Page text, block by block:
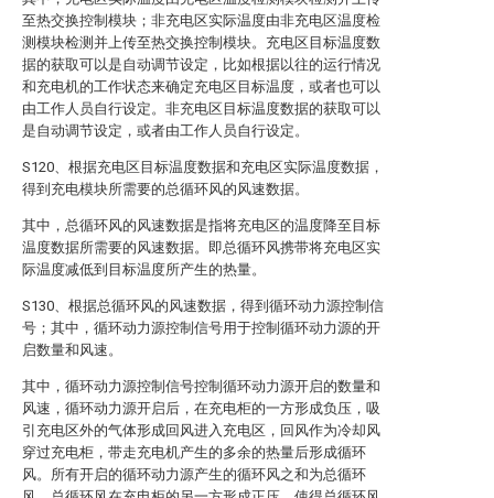
至热交换控制模块；非充电区实际温度由非充电区温度检
测模块检测并上传至热交换控制模块。充电区目标温度数
据的获取可以是自动调节设定，比如根据以往的运行情况
和充电机的工作状态来确定充电区目标温度，或者也可以
由工作人员自行设定。非充电区目标温度数据的获取可以
是自动调节设定，或者由工作人员自行设定。
S120、根据充电区目标温度数据和充电区实际温度数据，
得到充电模块所需要的总循环风的风速数据。
其中，总循环风的风速数据是指将充电区的温度降至目标
温度数据所需要的风速数据。即总循环风携带将充电区实
际温度减低到目标温度所产生的热量。
S130、根据总循环风的风速数据，得到循环动力源控制信
号；其中，循环动力源控制信号用于控制循环动力源的开
启数量和风速。
其中，循环动力源控制信号控制循环动力源开启的数量和
风速，循环动力源开启后，在充电柜的一方形成负压，吸
引充电区外的气体形成回风进入充电区，回风作为冷却风
穿过充电柜，带走充电机产生的多余的热量后形成循环
风。所有开启的循环动力源产生的循环风之和为总循环